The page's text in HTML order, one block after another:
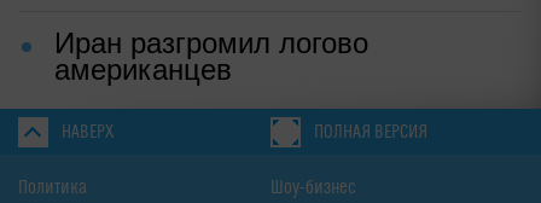
Иран разгромил логово
американцев
НАВЕРХ ПОЛНАЯ ВЕРСИЯ
Политика
Шоу-бизнес